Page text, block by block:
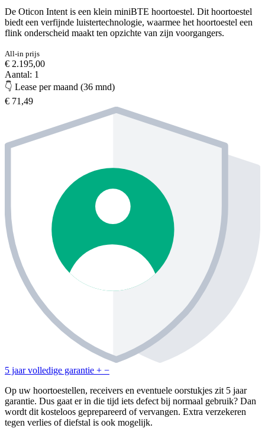
De Oticon Intent is een klein miniBTE hoortoestel. Dit hoortoestel
biedt een verfijnde luistertechnologie, waarmee het hoortoestel een
flink onderscheid maakt ten opzichte van zijn voorgangers.
All-in prijs
€ 2.195,00
Aantal: 1
👇 Lease per maand (36 mnd)
€ 71,49
5 jaar volledige garantie + −
Op uw hoortoestellen, receivers en eventuele oorstukjes zit 5 jaar
garantie. Dus gaat er in die tijd iets defect bij normaal gebruik? Dan
wordt dit kosteloos geprepareerd of vervangen. Extra verzekeren
tegen verlies of diefstal is ook mogelijk.